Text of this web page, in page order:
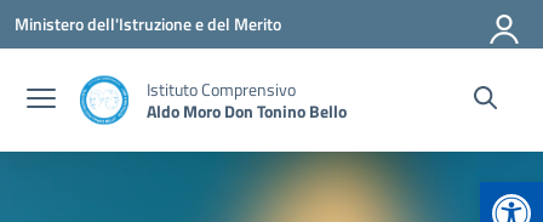
Vai ai contenuti
Vai al menu di navigazione
Vai al footer
Ministero dell'Istruzione e del Merito
Istituto Comprensivo
Aldo Moro Don Tonino Bello